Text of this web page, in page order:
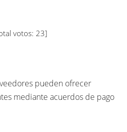
votos: 23]
pueden ofrecer
mediante acuerdos de pago